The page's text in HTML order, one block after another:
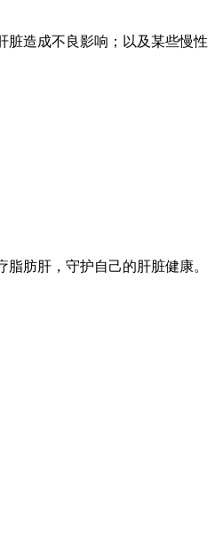
脏造成不良影响；以及某些慢性
肪肝，守护自己的肝脏健康。